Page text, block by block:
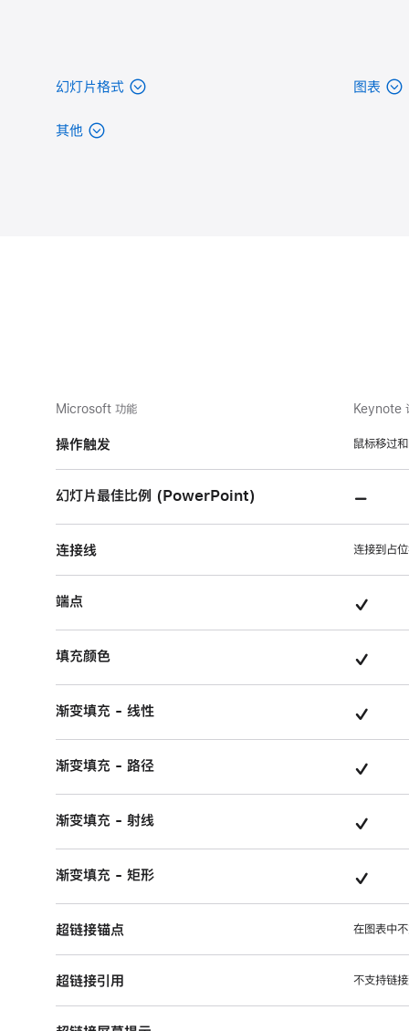
幻灯片格式
其他
图表
Microsoft 功能 Keynote
操作触发 鼠标移过
幻灯片最佳比例 (PowerPoint)
不
支
持
的
项
目
连接线 连接到占
端点
支
持
的
项
目
填充颜色
支
持
的
项
目
渐变填充 - 线性
支
持
的
项
目
渐变填充 - 路径
支
持
的
项
目
渐变填充 - 射线
支
持
的
项
目
渐变填充 - 矩形
支
持
的
项
目
超链接锚点 在图表中
超链接引用 不支持链